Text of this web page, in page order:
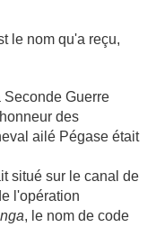
le nom qu'a reçu,
Seconde Guerre
des
ailé Pégase était
situé sur le canal de
l'opération
, le nom de code